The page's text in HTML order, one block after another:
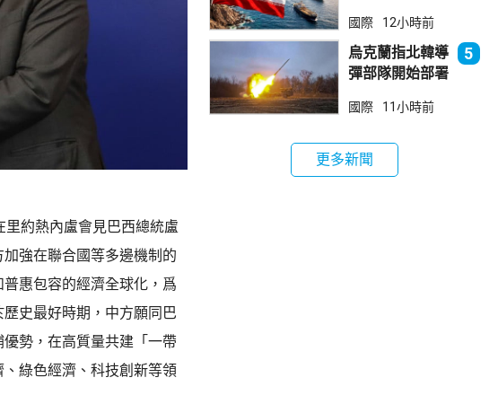
約熱內盧會見巴西總統盧
強在聯合國等多邊機制的
惠包容的經濟全球化，爲
史最好時期，中方願同巴
勢，在高質量共建「一帶
綠色經濟、科技創新等領
海
國際 12小時前
烏克蘭指北韓導
彈部隊開始部署
區
5
國際 11小時前
更多新聞